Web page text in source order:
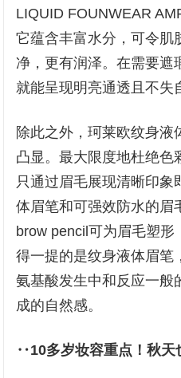
LIQUID FOUNWEAR
它蕴含丰富水分，可令肌
净，更有润泽。在需要遮
就能呈现明亮通透且不失
除此之外，珂莱欧纹身液
凸显。最大限度地杜绝色
只通过眉毛展现清晰印象
体眉笔和可强效防水的眉
brow pencil可为眉毛塑
得一提的是纹身液体眉笔
氨基酸发生中和反应一般
成的自然感。
‥10多岁妆容重点！秋天